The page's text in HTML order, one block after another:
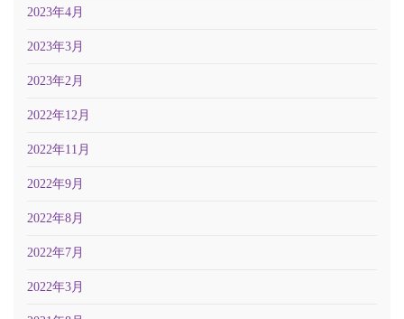
2023年4月
2023年3月
2023年2月
2022年12月
2022年11月
2022年9月
2022年8月
2022年7月
2022年3月